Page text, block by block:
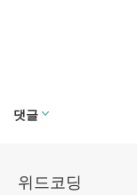
댓글
위드코딩